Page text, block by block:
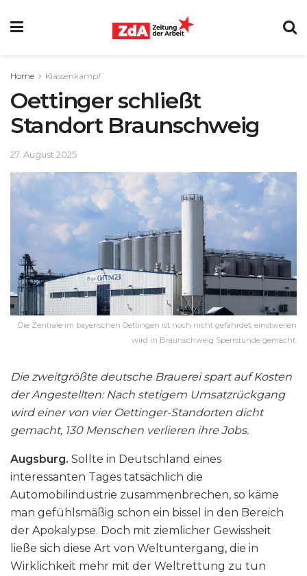
Home Klassenkampf
Oettinger schließt
Standort Braunschweig
27. August 2025
Die Zentrale im bayerischen Oettingen ist noch nicht gefährdet, einstweilen
wird in Braunschweig Sperrstunde gemacht.
Die zweitgrößte deutsche Brauerei spart auf Kosten
der Angestellten: Nach stetigem Umsatzrückgang
wird einer von vier Oettinger-Standorten dicht
gemacht, 130 Menschen verlieren ihre Jobs.
Augsburg. Sollte in Deutschland eines
interessanten Tages tatsächlich die
Automobilindustrie zusammenbrechen, so käme
man gefühlsmäßig schon ein bissel in den Bereich
der Apokalypse. Doch mit ziemlicher Gewissheit
ließe sich diese Art von Weltuntergang, die in
Wirklichkeit mehr mit der Weltrettung zu tun